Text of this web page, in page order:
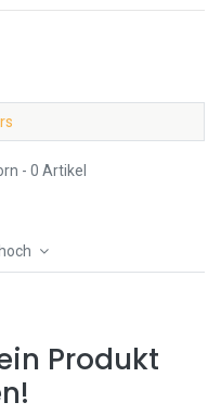
- 0 Artikel
Produkt